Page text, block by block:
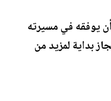
يوفقه في مسيرته
بداية لمزيد من